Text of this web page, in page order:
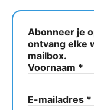
Abonneer je
ontvang elke
mailbox.
Voornaam *
E-mailadres *